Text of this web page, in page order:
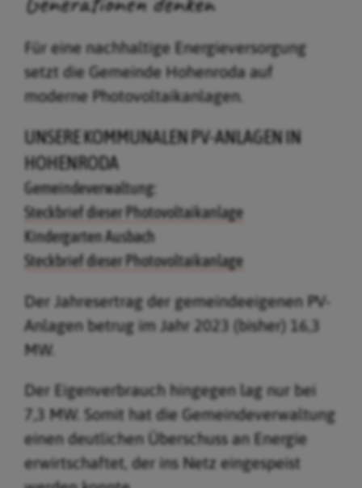
Für eine nachhaltige Energieversorgung
setzt die Gemeinde Hohenroda auf
moderne Photovoltaikanlagen.
UNSERE KOMMUNALEN PV-ANLAGEN IN
HOHENRODA
Gemeindeverwaltung:
Steckbrief dieser Photovoltaikanlage
Kindergarten Ausbach
Steckbrief dieser Photovoltaikanlage
Der Jahresertrag der gemeindeeigenen PV-
Anlagen betrug im Jahr 2023 (bisher) 16,3
MW.
Der Eigenverbrauch hingegen lag nur bei
7,3 MW. Somit hat die Gemeindeverwaltung
einen deutlichen Überschuss an Energie
erwirtschaftet, der ins Netz eingespeist